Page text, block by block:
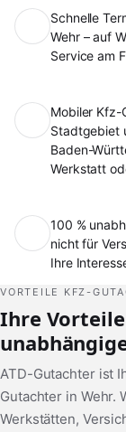
Schnelle
Wehr – auf
Service am
Mobiler Kfz-
Stadtgebiet
Baden-
Werkstatt
100 %
nicht für
Ihre
VORTEILE KFZ-
Ihre
ATD-Gutachter ist
Gutachter in Wehr.
Werkstätten,